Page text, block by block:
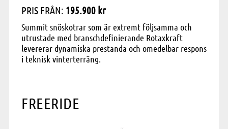
PRIS FRÅN: 195.900 kr
Summit snöskotrar som är extremt följsamma och
utrustade med branschdefinierande Rotaxkraft
levererar dynamiska prestanda och omedelbar respons
i teknisk vinterterräng.
FREERIDE